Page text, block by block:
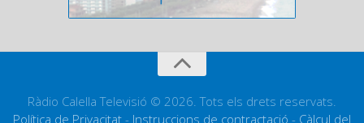
Ràdio Calella Televisió © 2026. Tots els drets reservats.
Política de Privacitat - Instruccions de contractació - Càlcul del